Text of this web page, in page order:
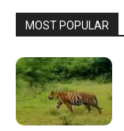
MOST POPULAR